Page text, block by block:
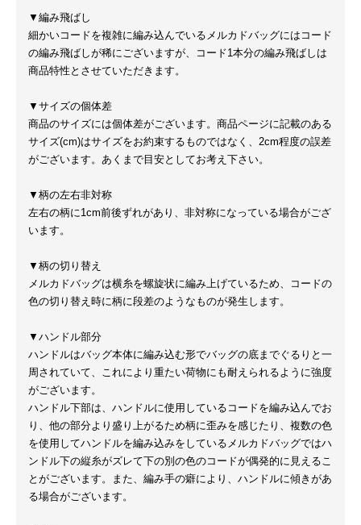
▼編み飛ばし
細かいコードを複雑に編み込んでいるメルカドバッグにはコード
の編み飛ばしが稀にございますが、コード1本分の編み飛ばしは
商品特性とさせていただきます。
▼サイズの個体差
商品のサイズには個体差がございます。商品ページに記載のある
サイズ(cm)はサイズをお約束するものではなく、2cm程度の誤差
がございます。あくまで目安としてお考え下さい。
▼柄の左右非対称
左右の柄に1cm前後ずれがあり、非対称になっている場合がござ
います。
▼柄の切り替え
メルカドバッグは横糸を螺旋状に編み上げているため、コードの
色の切り替え時に柄に段差のようなものが発生します。
▼ハンドル部分
ハンドルはバッグ本体に編み込む形でバッグの底までぐるりと一
周されていて、これにより重たい荷物にも耐えられるように強度
がございます。
ハンドル下部は、ハンドルに使用しているコードを編み込んでお
り、他の部分より盛り上がるため柄に歪みを感じたり、複数の色
を使用してハンドルを編み込みをしているメルカドバッグではハ
ンドル下の縦糸がズレて下の別の色のコードが偶発的に見えるこ
とがございます。また、編み手の癖により、ハンドルに傾きがあ
る場合がございます。